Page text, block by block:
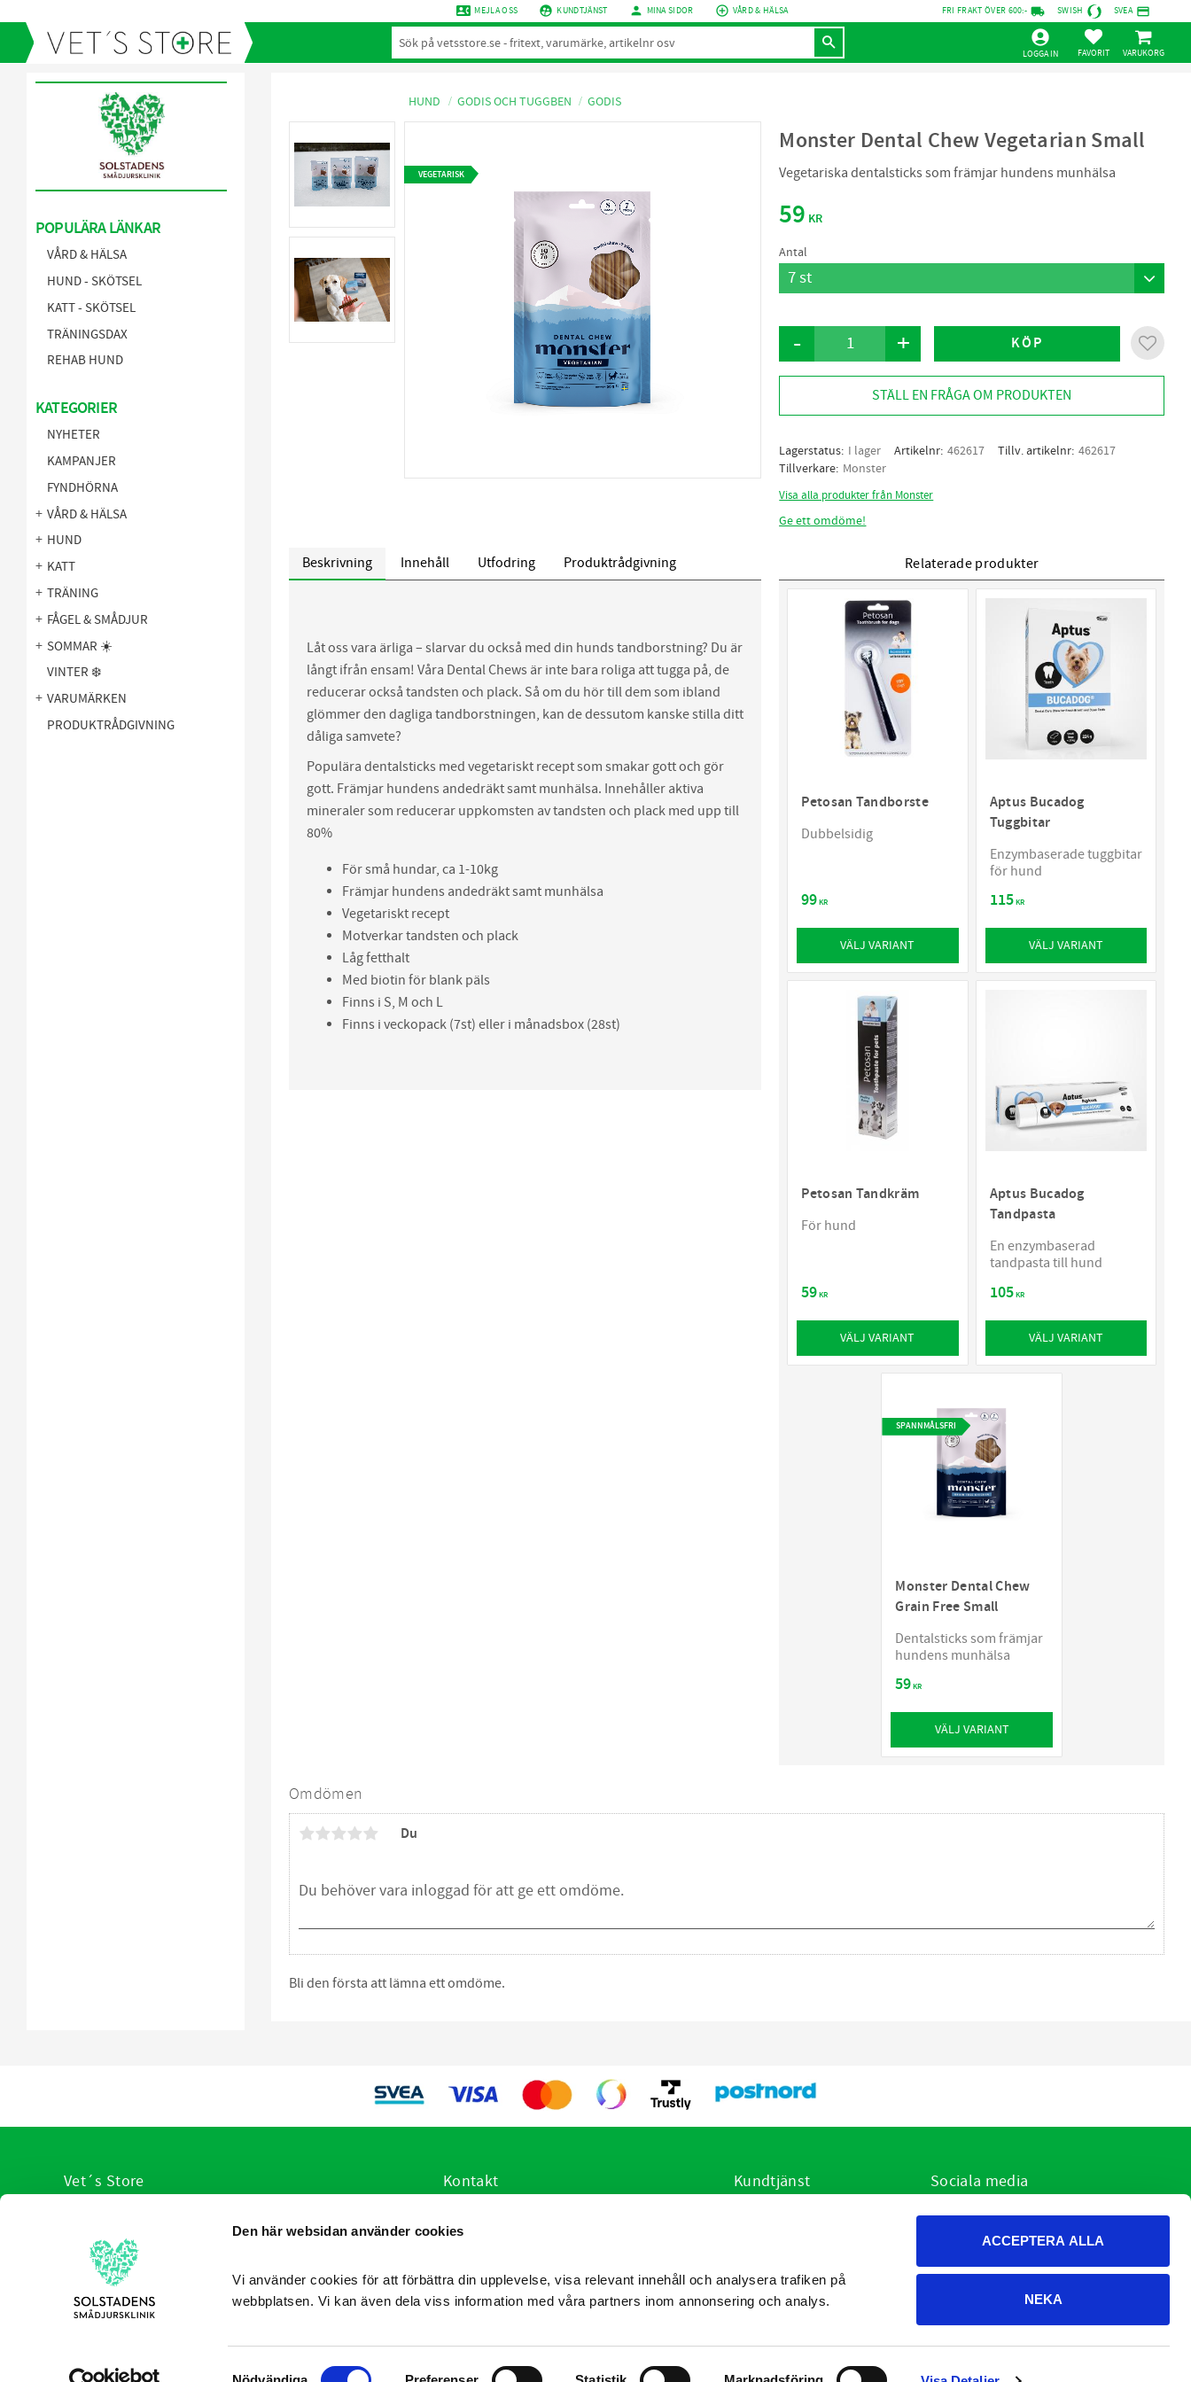
Den här websidan använder cookies
Vi använder cookies för att förbättra din upplevelse, visa relevant innehåll och analysera trafiken på
webbplatsen. Vi kan även dela viss information med våra partners inom annonsering och analys.
ACCEPTERA ALLA
NEKA
contact_phone MEJLA OSS supervised_user_circle KUNDTJÄNST person MINA SIDOR add_circle_outline VÅRD & HÄLSA FRI FRAKT ÖVER 600:- local_shipping SWISH SVEA credit_card
LOGGA IN FAVORITER
KUNDVAGN
HUND GODIS OCH TUGGBEN GODIS
Monster Dental Chew Vegetarian Small
Vegetariska dentalsticks som främjar hundens munhälsa
VEGETARISK
59 KR
Antal
+
- KÖP Lägg
STÄLL EN FRÅGA OM PRODUKTEN
Lagerstatus I lager Artikelnr 462617 Tillv. artikelnr 462617
Tillverkare Monster
Visa alla produkter från Monster
Ge ett omdöme!
Beskrivning Innehåll Utfodring Produktrådgivning
Låt oss vara ärliga – slarvar du också med din hunds tandborstning? Du är
långt ifrån ensam! Våra Dental Chews är inte bara roliga att tugga på, de
reducerar också tandsten och plack. Så om du hör till dem som ibland
glömmer den dagliga tandborstningen, kan de dessutom kanske stilla ditt
dåliga samvete?
Populära dentalsticks med vegetariskt recept som smakar gott och gör
gott. Främjar hundens andedräkt samt munhälsa. Innehåller aktiva
mineraler som reducerar uppkomsten av tandsten och plack med upp till
80%
För små hundar, ca 1-10kg
Främjar hundens andedräkt samt munhälsa
Vegetariskt recept
Motverkar tandsten och plack
Låg fetthalt
Med biotin för blank päls
Finns i S, M och L
Finns i veckopack (7st) eller i månadsbox (28st)
Omdömen
Du
Bli den första att lämna ett omdöme.
Relaterade produkter
Petosan Tandborste
Dubbelsidig
99KR
VÄLJ VARIANT
Aptus Bucadog
Tuggbitar
Enzymbaserade tuggbitar
för hund
115KR
VÄLJ VARIANT
Petosan Tandkräm
För hund
59KR
VÄLJ VARIANT
Aptus Bucadog
Tandpasta
En enzymbaserad
tandpasta till hund
105KR
VÄLJ VARIANT
Monster Dental Chew
Grain Free Small
Dentalsticks som främjar
hundens munhälsa
59KR
SPANNMÅLSFRI
VÄLJ VARIANT
POPULÄRA LÄNKAR
VÅRD & HÄLSA
HUND - SKÖTSEL
KATT - SKÖTSEL
TRÄNINGSDAX
REHAB HUND
KATEGORIER
NYHETER
KAMPANJER
FYNDHÖRNA
VÅRD & HÄLSA
HUND
KATT
TRÄNING
FÅGEL & SMÅDJUR
SOMMAR ☀️
VINTER ❄️
VARUMÄRKEN
PRODUKTRÅDGIVNING
Vet´s Store
anpassade för olika sjukdomstillstånd. Du slipper leta, vi
redan sorterat produkterna som hjälper allt från hund,
katt ner till de minsta husdjuren.
Kontakt
Öppettider: Mån-Fre: 07.30-16.30
Kundtjänst
Reklamation och retur
Produktrådgivning
Sociala media